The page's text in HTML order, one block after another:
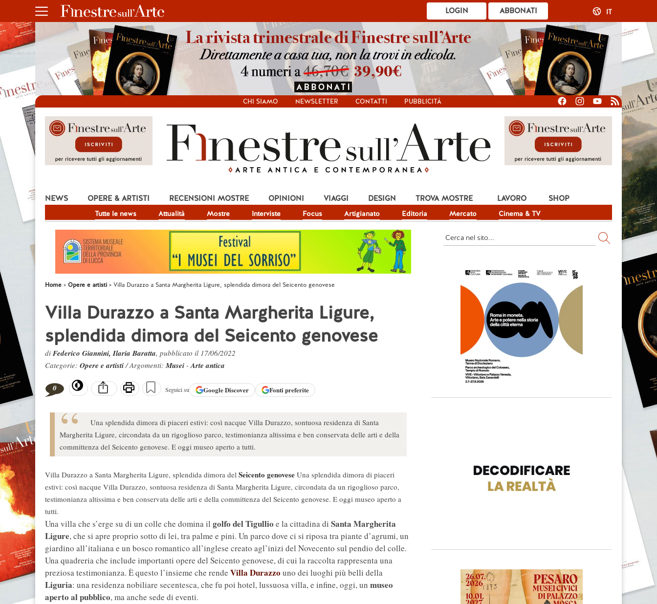
ABBONATI
LOGIN IT
CHI SIAMO NEWSLETTER CONTATTI PUBBLICITÀ
NEWS
Tutte le news Attualità Mostre Interviste Focus Artigianato Editoria Mercato Cinema & TV
OPERE & ARTISTI RECENSIONI MOSTRE OPINIONI VIAGGI DESIGN TROVA MOSTRE LAVORO SHOP
Home Opere e artisti Villa Durazzo a Santa Margherita Ligure, splendida dimora del Seicento genovese
Villa Durazzo a Santa Margherita Ligure,
splendida dimora del Seicento genovese
di Federico Giannini, Ilaria Baratta, pubblicato il 17/06/2022
Categorie: Opere e artisti/ Argomenti:Musei -Arte antica
0 Seguici su GoogleDiscover Fonti preferite
Una splendida dimora di piaceri estivi: così nacque Villa Durazzo, sontuosa residenza di Santa
Margherita Ligure, circondata da un rigoglioso parco, testimonianza altissima e ben conservata delle arti e della
committenza del Seicento genovese. E oggi museo aperto a tutti.
Villa Durazzo a Santa Margherita Ligure, splendida dimora del Seicento genovese Una splendida dimora di piaceri
estivi: così nacque Villa Durazzo, sontuosa residenza di Santa Margherita Ligure, circondata da un rigoglioso parco,
testimonianza altissima e ben conservata delle arti e della committenza del Seicento genovese. E oggi museo aperto a
tutti.
Una villa che s’erge su di un colle che domina il golfo del Tigullio e la cittadina di Santa Margherita
Ligure, che si apre proprio sotto di lei, tra palme e pini. Un parco dove ci si riposa tra piante d’agrumi, un
giardino all’italiana e un bosco romantico all’inglese creato agl’inizi del Novecento sul pendio del colle.
Una quadreria che include importanti opere del Seicento genovese, di cui la raccolta rappresenta una
preziosa testimonianza. È questo l’insieme che rende Villa Durazzo uno dei luoghi più belli della
Liguria: una residenza nobiliare secentesca, che fu poi hotel, lussuosa villa, e infine, oggi, un museo
aperto al pubblico, ma anche sede di eventi.